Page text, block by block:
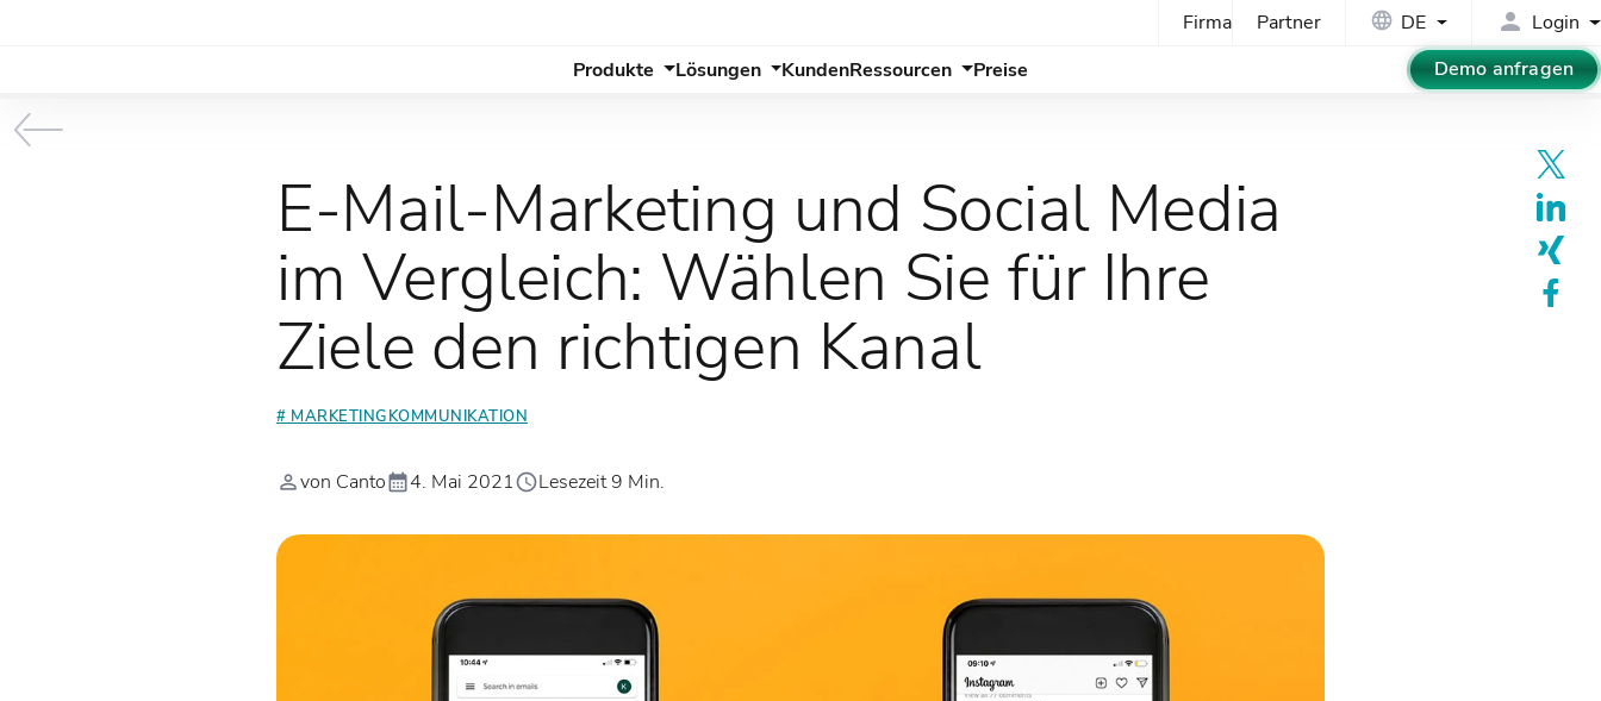
Firma Partner DE
Login
Produkte
Lösungen KundenRessourcen Preise Demo anfragen
E-Mail-Marketing und Social Media
im Vergleich: Wählen Sie für Ihre
Ziele den richtigen Kanal
# MARKETINGKOMMUNIKATION
von Canto 4. Mai 2021 Lesezeit 9 Min.